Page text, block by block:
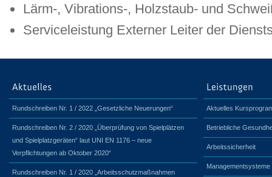
Lärm-, Vibrations-, Holzstaub- und
Serviceleistung Externer Leiter der
Rundschreiben Nr. 1 / 2022 „Gesetzliche Neuerungen“
Rundschreiben Nr. 2 / 2020 „Überprüfung von Spielplätzen
und Spielplatzgeräten“ laut UNI EN 1176 – neue
Verpflichtungen ab Oktober 2020“
Rundschreiben Nr. 1 / 2020 „Arbeitsschutzmaßnahmen
Aktuelles
Betriebliche
Arbeitssicherheit
Managementsysteme